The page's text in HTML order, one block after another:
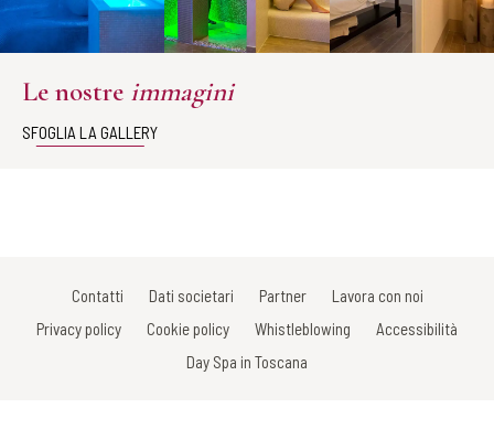
Le nostre immagini
SFOGLIA LA GALLERY
Contatti Dati societari Partner
Lavora con noi
Privacy policy
Cookie policy Whistleblowing
Accessibilità
Day Spa in Toscana